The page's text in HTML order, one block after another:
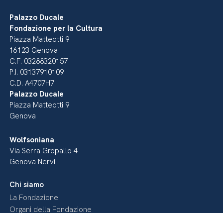
Palazzo Ducale
Fondazione per la Cultura
Piazza Matteotti 9
16123 Genova
C.F. 03288320157
P.I. 03137910109
C.D. A4707H7
Palazzo Ducale
Piazza Matteotti 9
Genova
Wolfsoniana
Via Serra Gropallo 4
Genova Nervi
Chi siamo
La Fondazione
Organi della Fondazione